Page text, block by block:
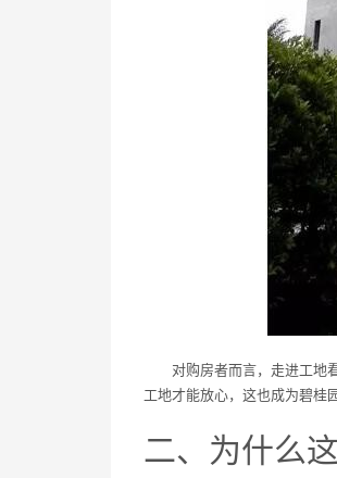
对购房者而言，走进工地
工地才能放心，这也成为碧桂
二、为什么